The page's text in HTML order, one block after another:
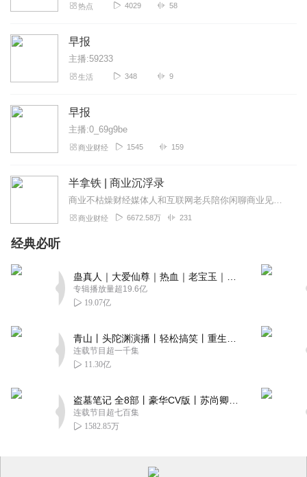
热点 4029 58
早报
主播:59233
生活 348 9
早报
主播:0_69g9be
商业财经 1545 159
半拿铁 | 商业沉浮录
商业不枯燥财经媒体人和互联网老兵陪你闲聊商业见闻。来杯半拿铁，边喝边唠。
商业财经 6672.58万 231
经典必听
专辑播放量超19.6亿
19.07亿
连载节目超一千集
11.30亿
连载节目超七百集
1582.85万